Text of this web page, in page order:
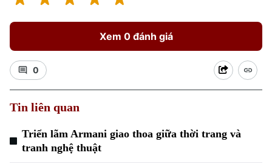
Xem 0 đánh giá
0
Tin liên quan
Triển lãm Armani giao thoa giữa thời trang và
tranh nghệ thuật